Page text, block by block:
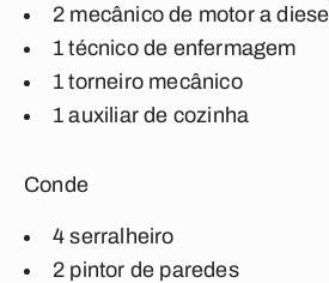
2 mecânico de motor a diesel
1 técnico de enfermagem
1 torneiro mecânico
1 auxiliar de cozinha
Conde
4 serralheiro
2 pintor de paredes